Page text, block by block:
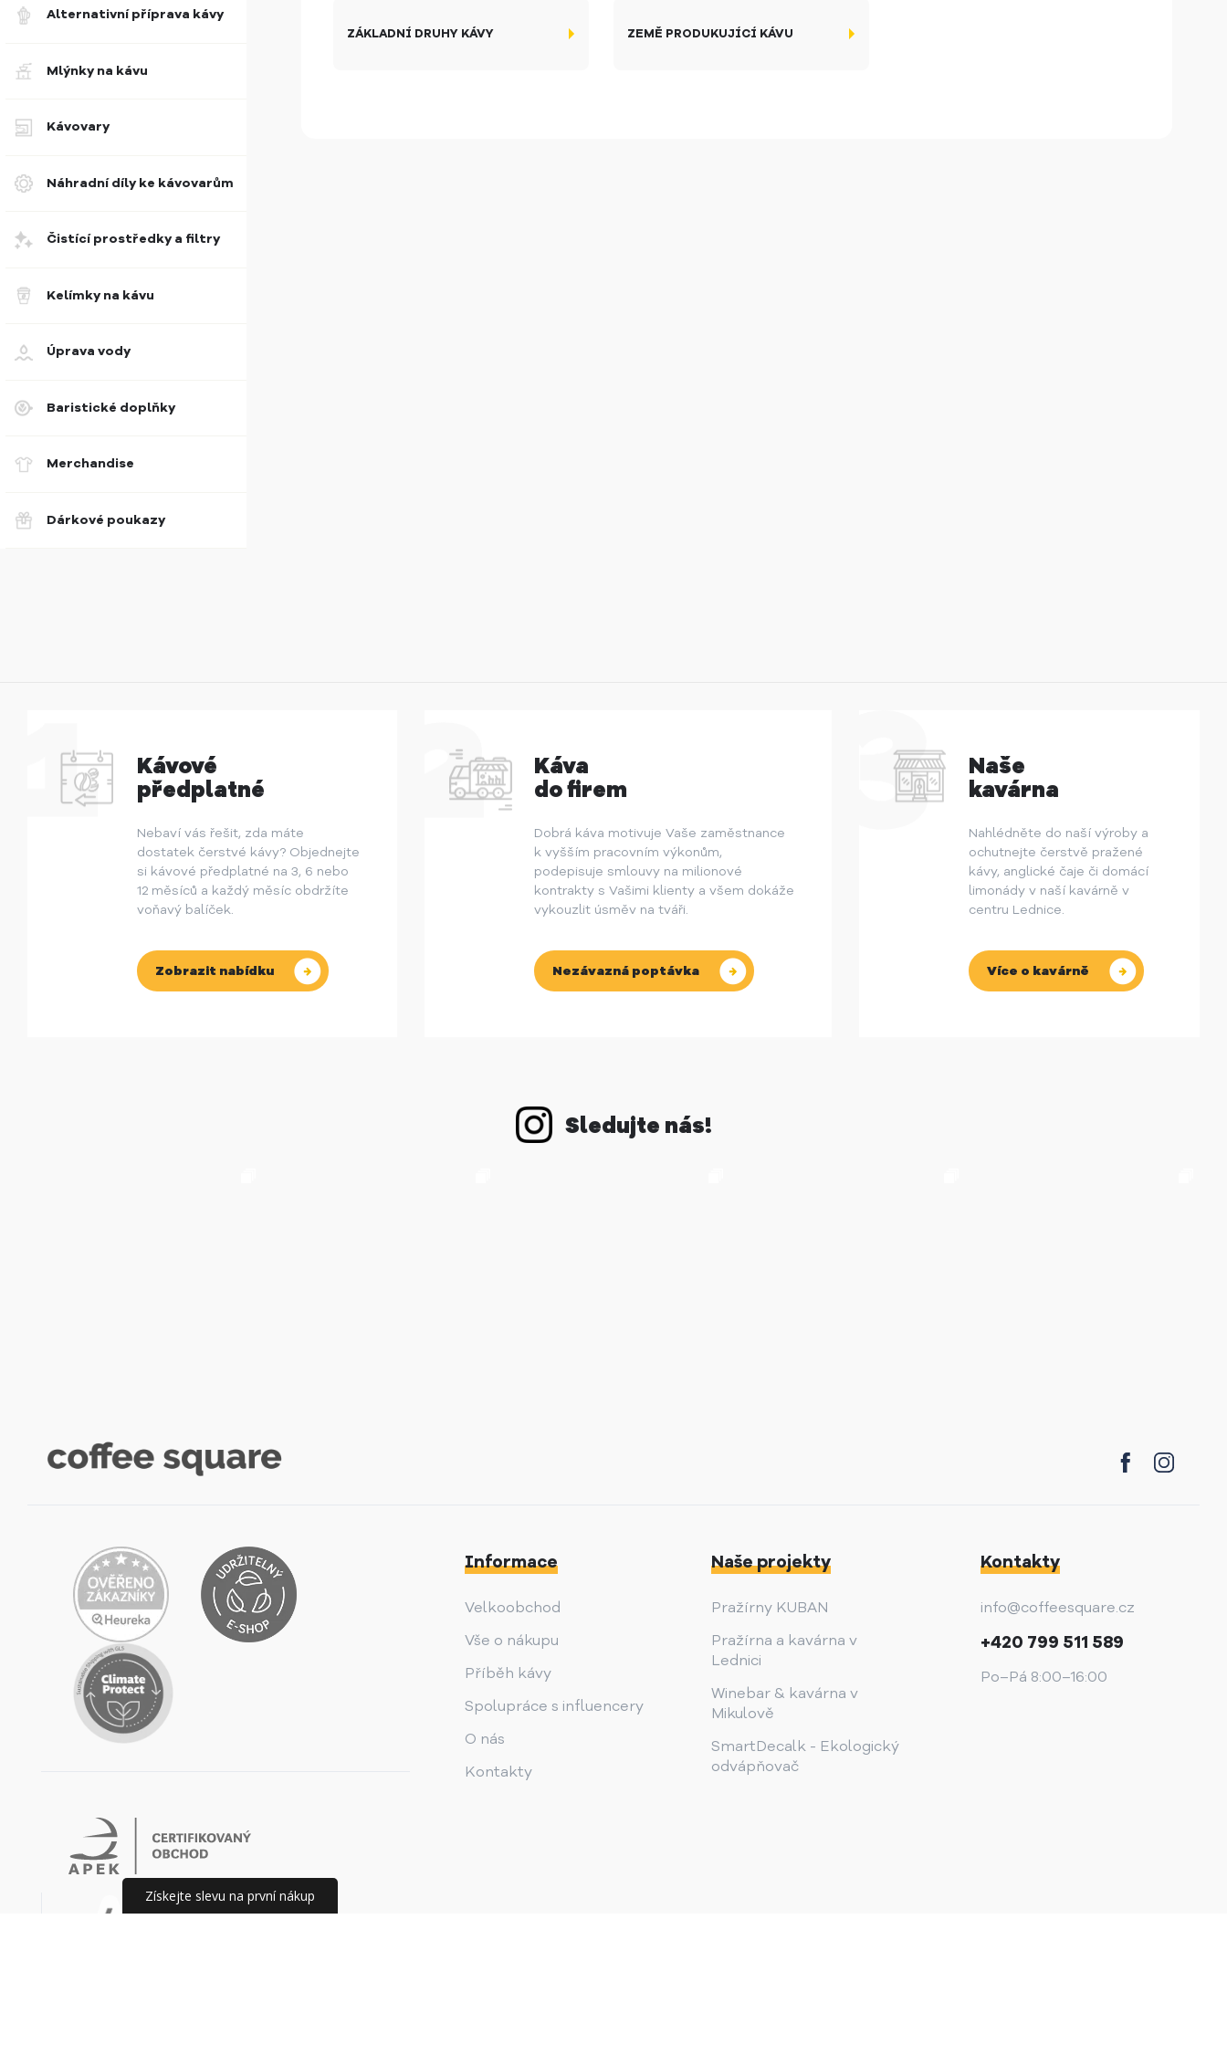
ZÁKLADNÍ DRUHY KÁVY ZEMĚ PRODUKUJÍCÍ KÁVU
Alternativní příprava kávy
Mlýnky na kávu
Kávovary
Náhradní díly ke kávovarům
Čistící prostředky a filtry
Kelímky na kávu
Úprava vody
Baristické doplňky
Merchandise
Dárkové poukazy
Kávové
předplatné
Nebaví vás řešit, zda máte
dostatek čerstvé kávy? Objednejte
si kávové předplatné na 3, 6 nebo
12 měsíců a každý měsíc obdržíte
voňavý balíček.
Zobrazit nabídku
Káva
do firem
Dobrá káva motivuje Vaše zaměstnance
k vyšším pracovním výkonům,
podepisuje smlouvy na milionové
kontrakty s Vašimi klienty a všem dokáže
vykouzlit úsměv na tváři.
Nezávazná poptávka
Naše
kavárna
Nahlédněte do naší výroby a
ochutnejte čerstvě pražené
kávy, anglické čaje či domácí
limonády v naší kavárně v
centru Lednice.
Více o kavárně
Sledujte nás!
Informace
Velkoobchod
Vše o nákupu
Příběh kávy
Spolupráce s influencery
O nás
Kontakty
Naše projekty
Pražírny KUBAN
Pražírna a kavárna v
Lednici
Winebar & kavárna v
Mikulově
SmartDecalk - Ekologický
odvápňovač
Kontakty
info@coffeesquare.cz
+420 799 511 589
Po–Pá 8:00–16:00
Získejte slevu na první nákup